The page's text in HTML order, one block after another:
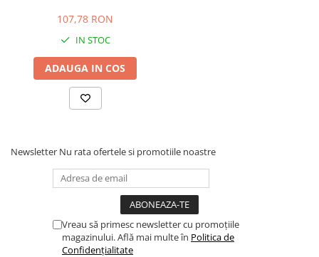
Profile Decorative
Ancadramente Uși și Ferestre
Solbancuri / Pervaze
Scafe pentru Led
Accesorii Montaj
107,78 RON
IN STOC
ADAUGA IN COS
Newsletter Nu rata ofertele si promotiile noastre
Vreau să primesc newsletter cu promoțiile
magazinului. Află mai multe în Politica de
Confidențialitate